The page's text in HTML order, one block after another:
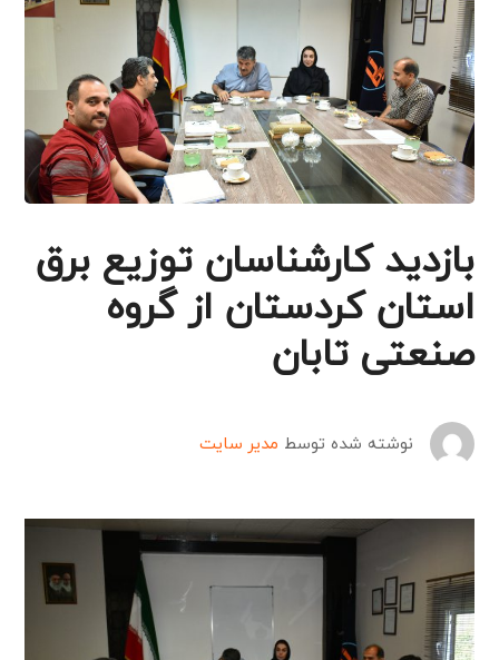
بازدید کارشناسان توزیع برق
استان کردستان از گروه
صنعتی تابان
نوشته شده توسط مدیر سایت